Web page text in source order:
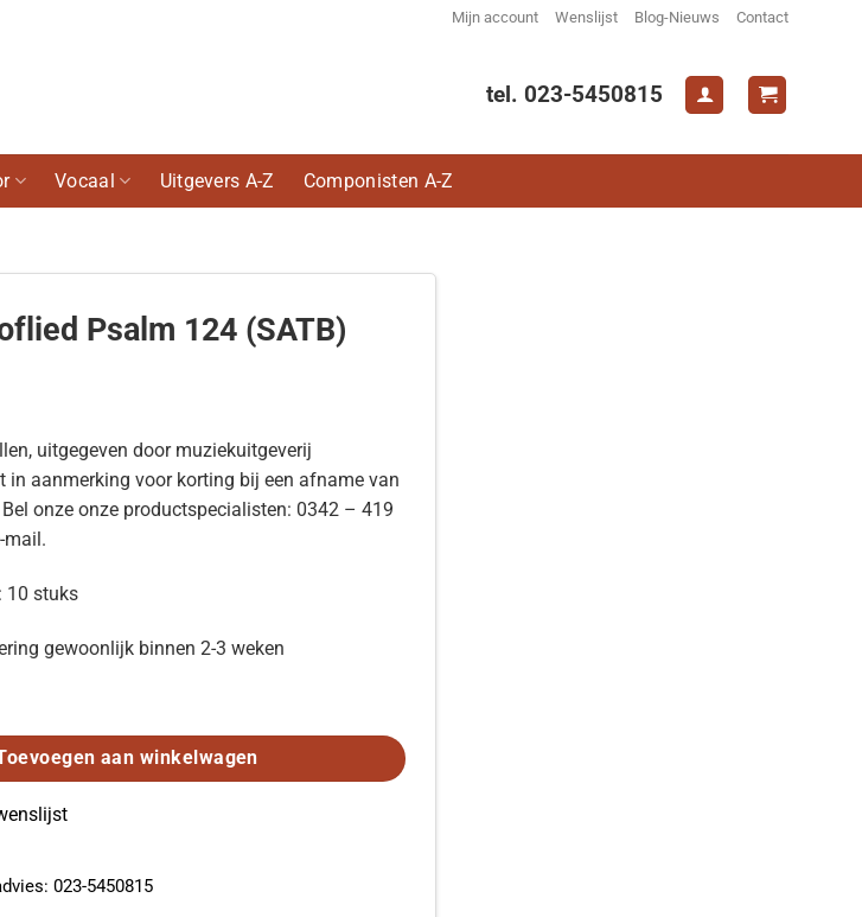
Mijn account Wenslijst Blog-Nieuws Contact
tel. 023-5450815
Vocaal Uitgevers A-Z Componisten A-Z
Psalm 124 (SATB)
uitgegeven door muziekuitgeverij
in aanmerking voor korting bij een afname van
onze onze productspecialisten: 0342 – 419
mail.
10 stuks
gewoonlijk binnen 2-3 weken
124 (SATB) aantal
aan winkelwagen
023-5450815